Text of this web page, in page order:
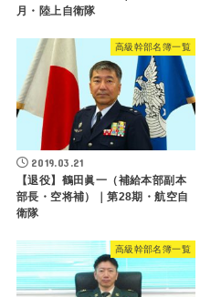
月・陸上自衛隊
高級幹部名簿一覧
2019.03.21
【退役】鶴田眞一（補給本部副本
部長・空将補）｜第28期・航空自
衛隊
高級幹部名簿一覧